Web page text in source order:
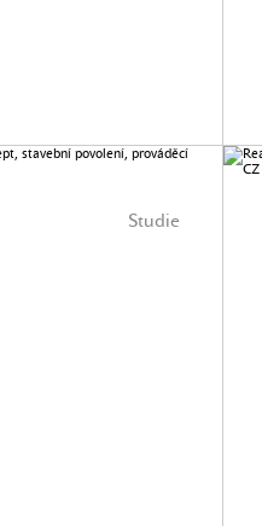
Studie